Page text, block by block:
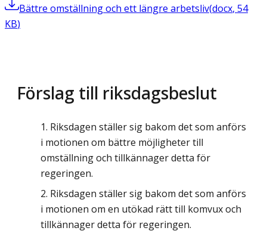
Bättre omställning och ett längre arbetsliv(docx, 54
KB)
Förslag till riksdagsbeslut
Riksdagen ställer sig bakom det som anförs
i motionen om bättre möjligheter till
omställning och tillkännager detta för
regeringen.
Riksdagen ställer sig bakom det som anförs
i motionen om en utökad rätt till komvux och
tillkännager detta för regeringen.